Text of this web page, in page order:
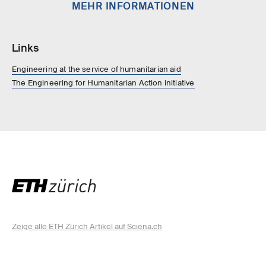
MEHR INFORMATIONEN
Links
Engineering at the service of humanitarian aid
The Engineering for Humanitarian Action initiative
Zeige alle ETH Zürich Artikel auf Sciena.ch